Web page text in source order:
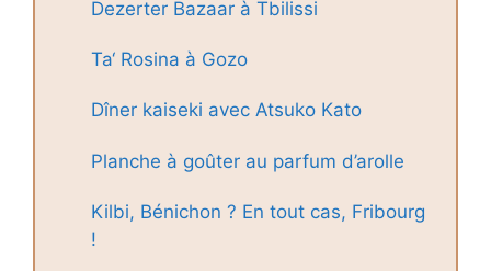
Dezerter Bazaar à Tbilissi
Ta‘ Rosina à Gozo
Dîner kaiseki avec Atsuko Kato
Planche à goûter au parfum d’arolle
Kilbi, Bénichon ? En tout cas, Fribourg
!